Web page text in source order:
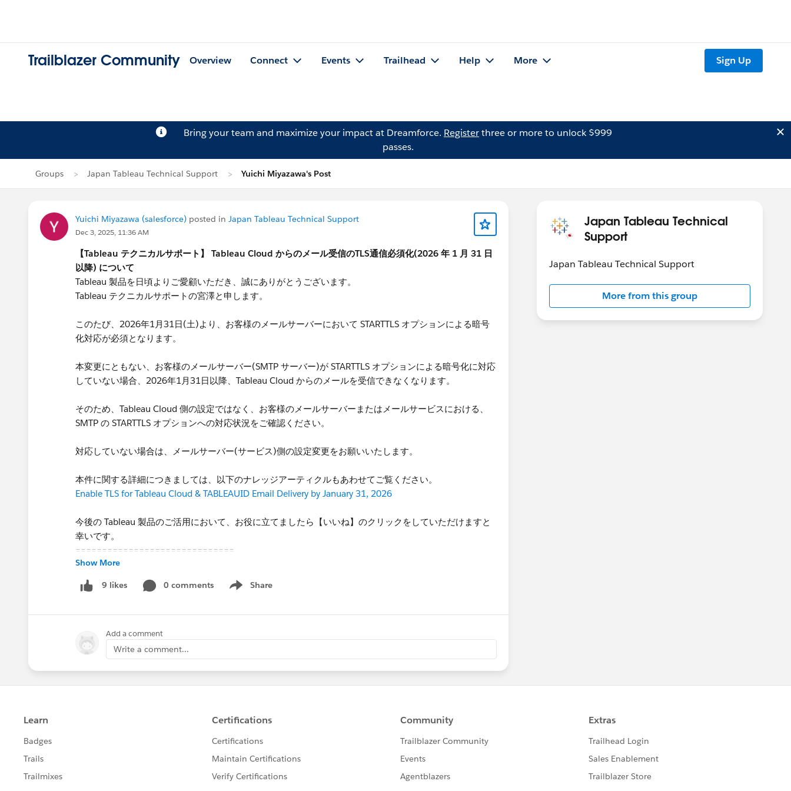
Trailblazer Community Overview Connect Events Trailhead Help More Sign Up
Bring your team and maximize your impact at Dreamforce. Registerthree or more to unlock $999
passes.
Groups Japan Tableau Technical Support Yuichi Miyazawa's Post
Yuichi Miyazawa (salesforce) posted in Japan Tableau Technical Support
Dec 3, 2025, 11:36 AM
【Tableau テクニカルサポート】 Tableau Cloud からのメール受信のTLS通信必須化(2026 年 1 月 31 日
以降) について
Tableau 製品を日頃よりご愛顧いただき、誠にありがとうございます。
Tableau テクニカルサポートの宮澤と申します。
このたび、2026年1月31日(土)より、お客様のメールサーバーにおいて STARTTLS オプションによる暗号
化対応が必須となります。
本変更にともない、お客様のメールサーバー(SMTP サーバー)が STARTTLS オプションによる暗号化に対応
していない場合、2026年1月31日以降、Tableau Cloud からのメールを受信できなくなります。
そのため、Tableau Cloud 側の設定ではなく、お客様のメールサーバーまたはメールサービスにおける、
SMTP の STARTTLS オプションへの対応状況をご確認ください。
対応していない場合は、メールサーバー(サービス)側の設定変更をお願いいたします。
本件に関する詳細につきましては、以下のナレッジアーティクルもあわせてご覧ください。
Enable TLS for Tableau Cloud & TABLEAUID Email Delivery by January 31, 2026
今後の Tableau 製品のご活用において、お役に立てましたら【いいね】のクリックをしていただけますと
幸いです。
==============================​
現在Tableauテクニカルサポートでは「
作成し、Tableau製品に関するナレッジやTipsなどのお役立ち情報やサポートに関する情報などを発信して
おります。
い。
Show More
9 likes 0 comments Share
Show menu
Add a comment
Write a comment...
Japan Tableau Technical
Support
Japan Tableau Technical Support
More from this group